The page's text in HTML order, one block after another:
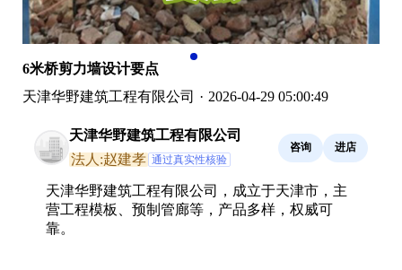
6米桥剪力墙设计要点
天津华野建筑工程有限公司 · 2026-04-29 05:00:49
天津华野建筑工程有限公司
法人:赵建孝 通过真实性核验
咨询 进店
天津华野建筑工程有限公司，成立于天津市，主
营工程模板、预制管廊等，产品多样，权威可
靠。